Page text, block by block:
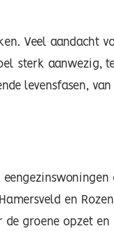
Veel aandacht
sterk aanwezig,
levensfasen,
en
groene opzet